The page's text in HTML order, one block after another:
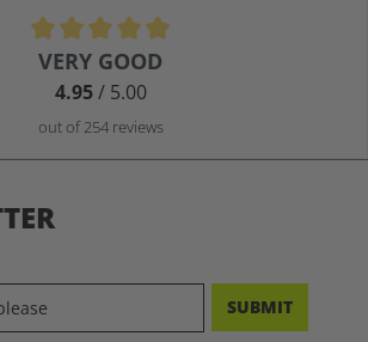
out of 5 stars
VERY GOOD
4.95/ 5.00
out of 254 reviews
SUBMIT